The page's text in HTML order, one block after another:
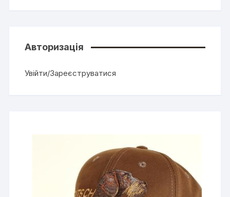
Авторизація
Увійти/Зареєструватися